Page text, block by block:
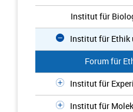
Institut für
Institut für Ethik
Forum für
Institut für
Institut für